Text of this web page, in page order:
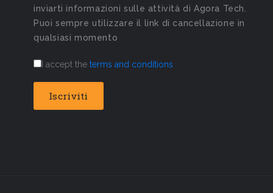
inviarti informazioni sulle attività di Agora Tech.
Puoi sempre utilizzare il link di cancellazione in
qualsiasi momento
I accept the terms and conditions